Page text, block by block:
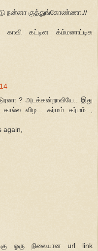
நன்னா குத்துங்கோண்ணா.//
கட்டின க்ம்மனாட்டிக
? அடக்கன்றாவியே.. இது
விழ... கர்மம் கர்மம் ,
again,
ஓரு நிலையான url link